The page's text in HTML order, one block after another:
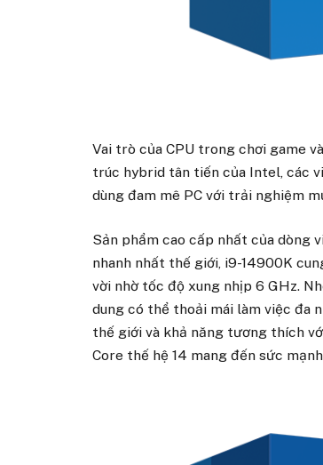
Vai trò của CPU trong chơi game
trúc hybrid tân tiến của Intel, các
dùng đam mê PC với trải nghiệm
Sản phẩm cao cấp nhất của dòng
nhanh nhất thế giới, i9-14900K
vời nhờ tốc độ xung nhịp 6 GHz.
dung có thể thoải mái làm việc đa
thế giới và khả năng tương thích
Core thế hệ 14 mang đến sức